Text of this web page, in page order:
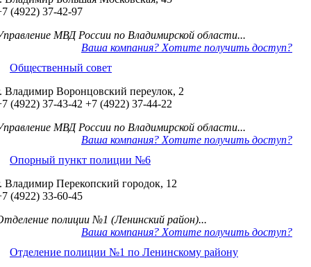
(4922) 37-42-97
МВД России по Владимирской области...
Ваша компания? Хотите получить доступ?
Общественный совет
Владимир Воронцовский переулок, 2
(4922) 37-43-42 +7 (4922) 37-44-22
МВД России по Владимирской области...
Ваша компания? Хотите получить доступ?
Опорный пункт полиции №6
Владимир Перекопский городок, 12
(4922) 33-60-45
полиции №1 (Ленинский район)...
Ваша компания? Хотите получить доступ?
Отделение полиции №1 по Ленинскому району